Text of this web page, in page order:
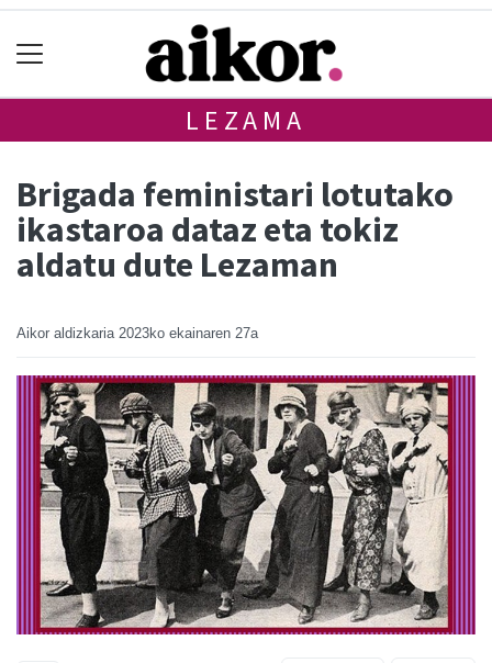
LEZAMA
Brigada feministari lotutako
ikastaroa dataz eta tokiz
aldatu dute Lezaman
Aikor aldizkaria 2023ko ekainaren 27a